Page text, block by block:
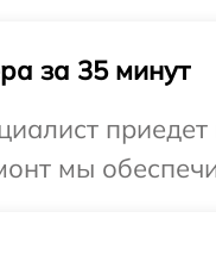
за 35 минут
мы